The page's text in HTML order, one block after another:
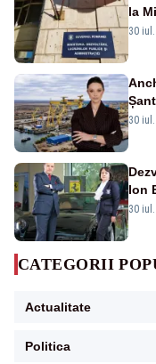
la
ies
30
30
Ion
30
CATEGORII
Actualitate
Politica